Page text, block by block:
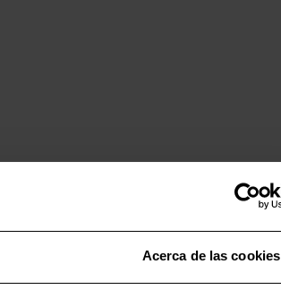
Acerca de las cookies